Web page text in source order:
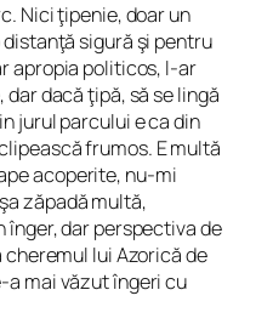
Nici ţipenie, doar un
sigură şi pentru
apropia politicos, l-ar
dar dacă ţipă, să se lingă
jurul parcului e ca din
frumos. E multă
acoperite, nu-mi
zăpadă multă,
înger, dar perspectiva de
lui Azorică de
a mai văzut îngeri cu